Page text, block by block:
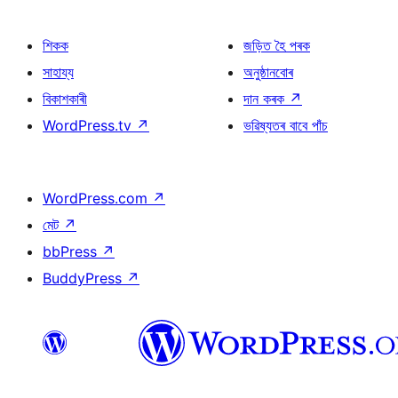
শিকক
সাহায্য
বিকাশকাৰী
WordPress.tv ↗
জড়িত হৈ পৰক
অনুষ্ঠানবোৰ
দান কৰক ↗
ভৱিষ্যতৰ বাবে পাঁচ
WordPress.com ↗
মেট ↗
bbPress ↗
BuddyPress ↗